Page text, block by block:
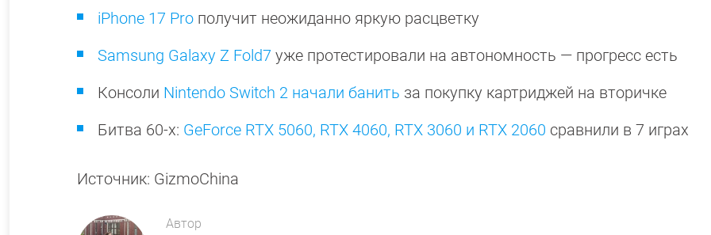
iPhone 17 Pro получит неожиданно яркую расцветку
Samsung Galaxy Z Fold7 уже протестировали на автономность — прогресс есть
Консоли Nintendo Switch 2 начали банить за покупку картриджей на вторичке
Битва 60-х: GeForce RTX 5060, RTX 4060, RTX 3060 и RTX 2060 сравнили в 7 играх
Источник: GizmoChina
Автор